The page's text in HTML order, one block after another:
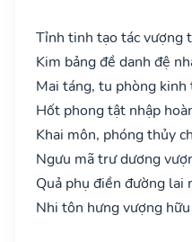
Tỉnh tinh tạo tác vượng
Kim bảng đề danh đệ
Mai táng, tu phòng
Hốt phong tật nhập
Khai môn, phóng thủy
Ngưu mã trư dương
Quả phụ điền đường lai
Nhi tôn hưng vượng